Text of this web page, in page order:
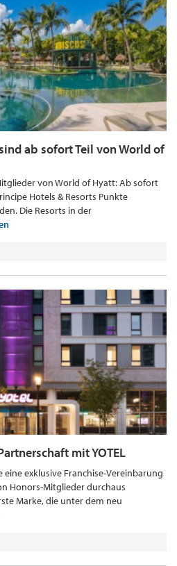
ab sofort Teil von World of
von World of Hyatt: Ab sofort
Hotels & Resorts Punkte
Die Resorts in der
mit YOTEL
eine exklusive Franchise-Vereinbarung
Honors-Mitglieder durchaus
Marke, die unter dem neu